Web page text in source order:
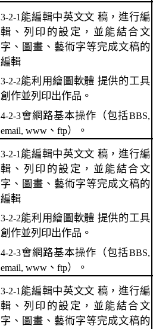
3-2-1 能編輯中英文文 稿，進行編
輯、列印的設定，並能結合文
字、圖畫、藝術字等完成文稿的
編輯
3-2-2能利用繪圖軟體 提供的工具
創作並列印出作品。
4-2-3會網路基本操作（包括BBS,
email, www、 ftp）。
3-2-1 能編輯中英文文 稿，進行編
輯、列印的設定，並能結合文
字、圖畫、藝術字等完成文稿的
編輯
3-2-2能利用繪圖軟體 提供的工具
創作並列印出作品。
4-2-3會網路基本操作（包括BBS,
email, www、 ftp）。
3-2-1 能編輯中英文文 稿，進行編
輯、列印的設定，並能結合文
字、圖畫、藝術字等完成文稿的